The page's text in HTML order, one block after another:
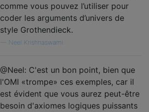
comme vous pouvez l’utiliser pour
coder les arguments d’univers de
style Grothendieck.
Neel Krishnaswami
@Neel: C'est un bon point, bien que
l'OMI «trompe» ces exemples, car il
est évident que vous aurez peut-être
besoin d'axiomes logiques puissants